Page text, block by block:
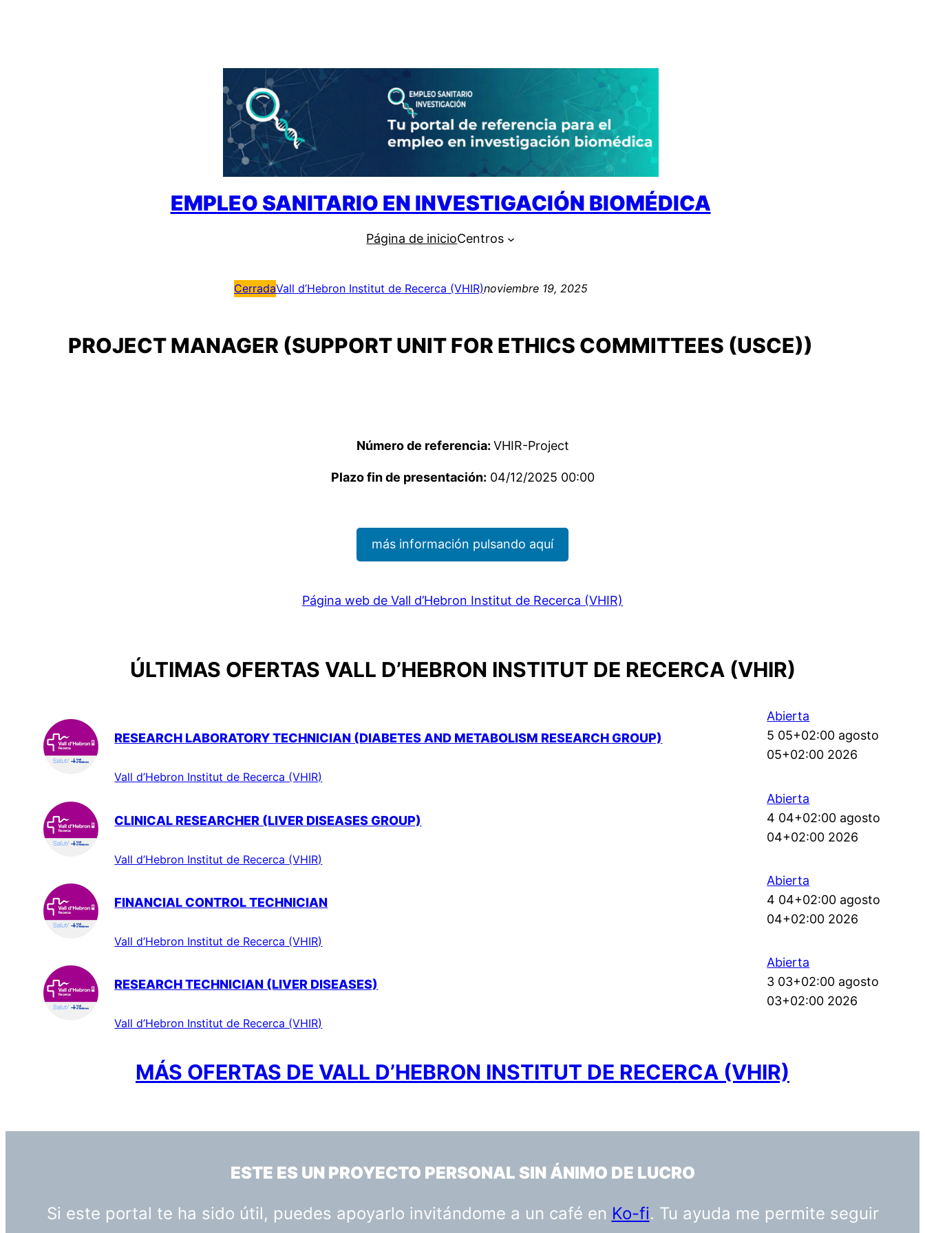
EMPLEO SANITARIO EN INVESTIGACIÓN BIOMÉDICA
Página de inicioCentros
CerradaVall d’Hebron Institut de Recerca (VHIR)noviembre 19, 2025
PROJECT MANAGER (SUPPORT UNIT FOR ETHICS COMMITTEES (USCE))
Número de referencia: VHIR-Project
Plazo fin de presentación: 04/12/2025 00:00
más información pulsando aquí
Página web de Vall d’Hebron Institut de Recerca (VHIR)
ÚLTIMAS OFERTAS VALL D’HEBRON INSTITUT DE RECERCA (VHIR)
RESEARCH LABORATORY TECHNICIAN (DIABETES AND METABOLISM RESEARCH GROUP)
Vall d’Hebron Institut de Recerca (VHIR)
Abierta
5 05+02:00 agosto
05+02:00 2026
CLINICAL RESEARCHER (LIVER DISEASES GROUP)
Vall d’Hebron Institut de Recerca (VHIR)
Abierta
4 04+02:00 agosto
04+02:00 2026
FINANCIAL CONTROL TECHNICIAN
Vall d’Hebron Institut de Recerca (VHIR)
Abierta
4 04+02:00 agosto
04+02:00 2026
RESEARCH TECHNICIAN (LIVER DISEASES)
Vall d’Hebron Institut de Recerca (VHIR)
Abierta
3 03+02:00 agosto
03+02:00 2026
MÁS OFERTAS DE VALL D’HEBRON INSTITUT DE RECERCA (VHIR)
ESTE ES UN PROYECTO PERSONAL SIN ÁNIMO DE LUCRO
Si este portal te ha sido útil, puedes apoyarlo invitándome a un café en Ko-fi. Tu ayuda me permite seguir